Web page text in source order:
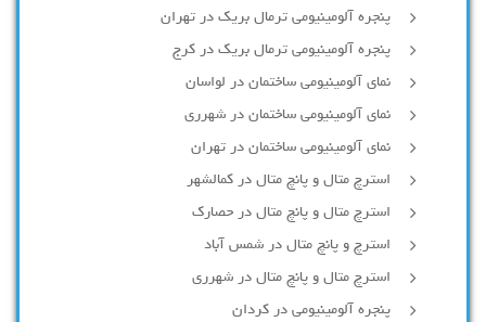
پنجره آلومینیومی ترمال بریک در تهران
پنجره آلومینیومی ترمال بریک در کرج
نمای آلومینیومی ساختمان در لواسان
نمای آلومینیومی ساختمان در شهرری
نمای آلومینیومی ساختمان در تهران
استرچ متال و پانچ متال در کمالشهر
استرچ متال و پانچ متال در حصارك
استرچ و پانچ متال در شمس آباد
استرچ متال و پانچ متال در شهرری
پنجره آلومینیومی در کردان